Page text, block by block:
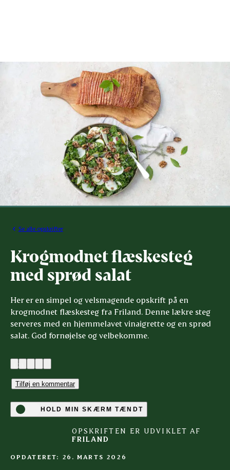
Se alle opskrifter
Krogmodnet flæskesteg
med sprød salat
Her er en simpel og velsmagende opskrift på en
krogmodnet flæskesteg fra Friland. Denne lækre steg
serveres med en hjemmelavet vinaigrette og en sprød
salat. God fornøjelse og velbekomme.
(2)
Tilføj en kommentar
HOLD MIN SKÆRM TÆNDT
OPSKRIFTEN ER UDVIKLET AF
FRILAND
OPDATERET: 26. MARTS 2026